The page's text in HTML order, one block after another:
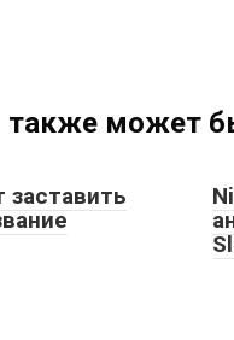
также может